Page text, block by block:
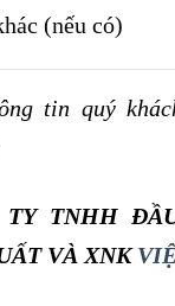
(nếu có)
tin quý
TY TNHH
VÀ XNK